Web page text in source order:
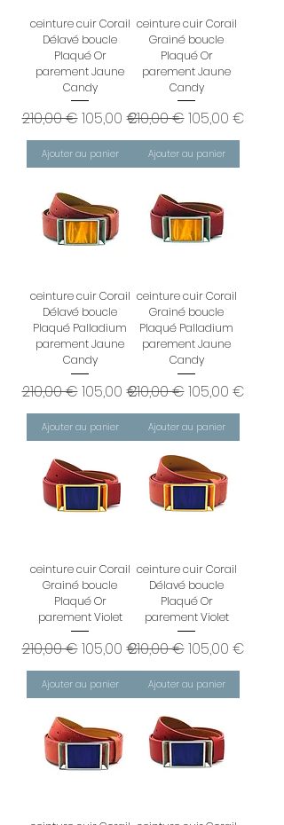
ceinture cuir Corail
Délavé boucle
Plaqué Or
parement Jaune
Candy
Prix original
210,00 €Prix promotionnel
105,00 €
Ajouter au panier
ceinture cuir Corail
Grainé boucle
Plaqué Or
parement Jaune
Candy
Prix original
210,00 €Prix
105,00 €
Ajouter au panier
ceinture cuir Corail
Délavé boucle
Plaqué Palladium
parement Jaune
Candy
Prix original
210,00 €Prix promotionnel
105,00 €
Ajouter au panier
ceinture cuir Corail
Grainé boucle
Plaqué Palladium
parement Jaune
Candy
Prix original
210,00 €Prix
105,00 €
Ajouter au panier
ceinture cuir Corail
Grainé boucle
Plaqué Or
parement Violet
Prix original
210,00 €Prix promotionnel
105,00 €
Ajouter au panier
ceinture cuir Corail
Délavé boucle
Plaqué Or
parement Violet
Prix original
210,00 €Prix
105,00 €
Ajouter au panier